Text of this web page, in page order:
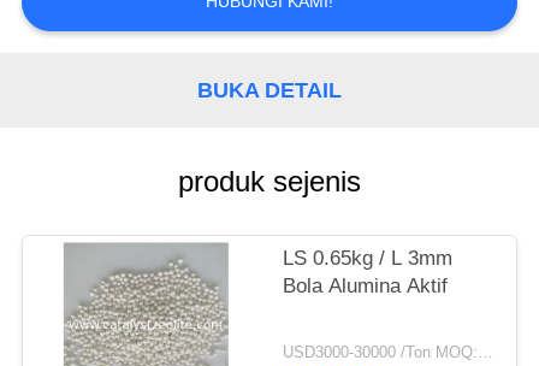
SITEMAP
BUKA DETAIL
produk sejenis
LS 0.65kg / L 3mm
Bola Alumina Aktif
USD3000-30000 /Ton MOQ:1 KG